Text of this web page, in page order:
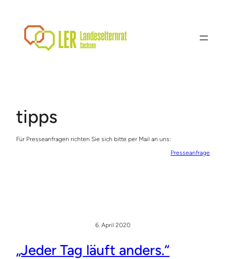
tipps
Für Presseanfragen richten Sie sich bitte per Mail an uns:
Presseanfrage
6. April 2020
„Jeder Tag läuft anders.“